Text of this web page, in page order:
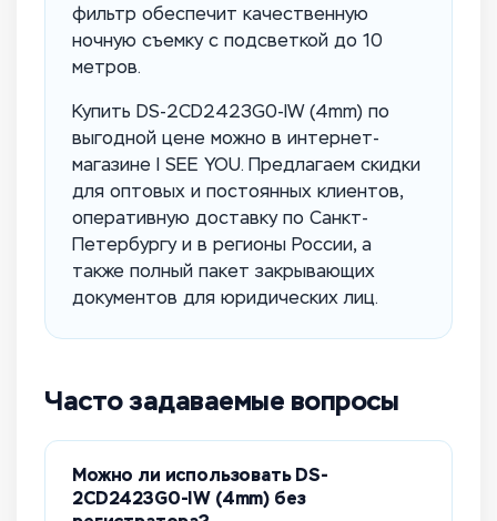
фильтр обеспечит качественную
ночную съемку с подсветкой до 10
метров.
Купить DS-2CD2423G0-IW (4mm) по
выгодной цене можно в интернет-
магазине I SEE YOU. Предлагаем скидки
для оптовых и постоянных клиентов,
оперативную доставку по Санкт-
Петербургу и в регионы России, а
также полный пакет закрывающих
документов для юридических лиц.
Часто задаваемые вопросы
Можно ли использовать DS-
2CD2423G0-IW (4mm) без